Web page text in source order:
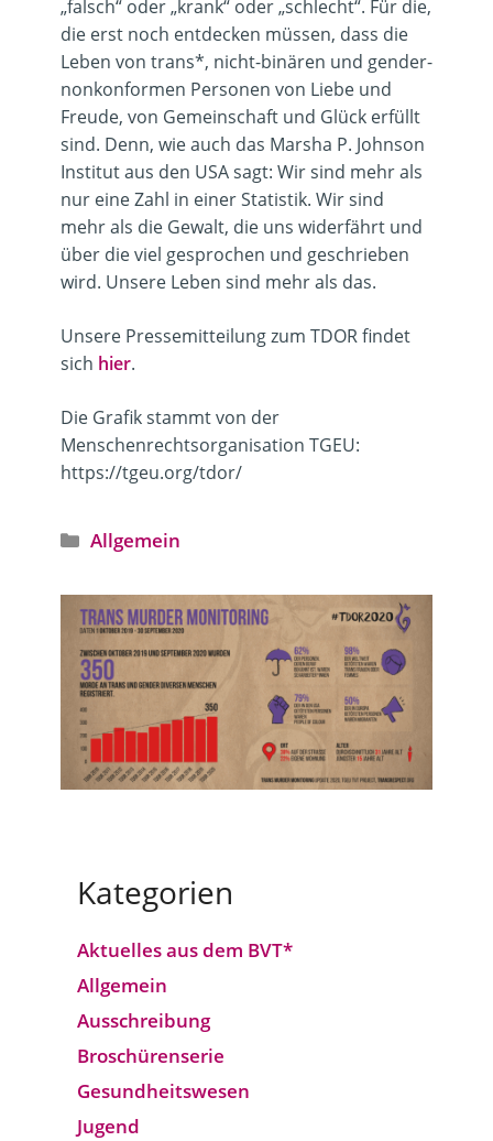
„falsch“ oder „krank“ oder „schlecht“. Für die,
die erst noch entdecken müssen, dass die
Leben von trans*, nicht-binären und gender-
nonkonformen Personen von Liebe und
Freude, von Gemeinschaft und Glück erfüllt
sind. Denn, wie auch das Marsha P. Johnson
Institut aus den USA sagt: Wir sind mehr als
nur eine Zahl in einer Statistik. Wir sind
mehr als die Gewalt, die uns widerfährt und
über die viel gesprochen und geschrieben
wird. Unsere Leben sind mehr als das.
Unsere Pressemitteilung zum TDOR findet
sich hier.
Die Grafik stammt von der
Menschenrechtsorganisation TGEU:
https://tgeu.org/tdor/
Kategorien
Allgemein
Kategorien
Aktuelles aus dem BVT*
Allgemein
Ausschreibung
Broschürenserie
Gesund­heits­wesen
Jugend